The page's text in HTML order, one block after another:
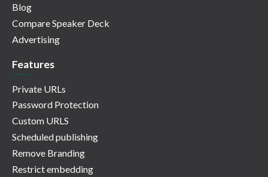
Blog
Compare Speaker Deck
Advertising
Features
Private URLs
Password Protection
Custom URLS
Scheduled publishing
Remove Branding
Restrict embedding